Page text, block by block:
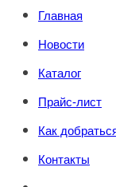
сайту
Главная
Новости
Каталог
Прайс-лист
Как
Контакты